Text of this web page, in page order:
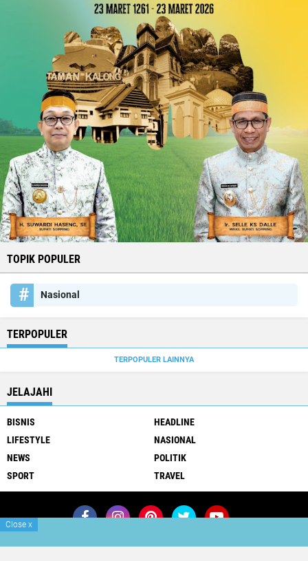
TOPIK POPULER
Nasional
TERPOPULER
TERPOPULER LAINNYA
JELAJAHI
BISNIS
HEADLINE
LIFESTYLE
NASIONAL
NEWS
POLITIK
SPORT
TRAVEL
Join Now Redaksi
Info Iklan
Close x